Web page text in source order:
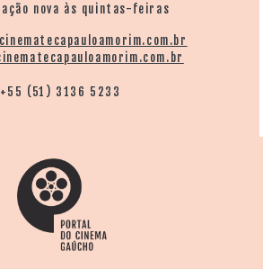
nova às quintas-feiras
+55 (51) 3136 5233